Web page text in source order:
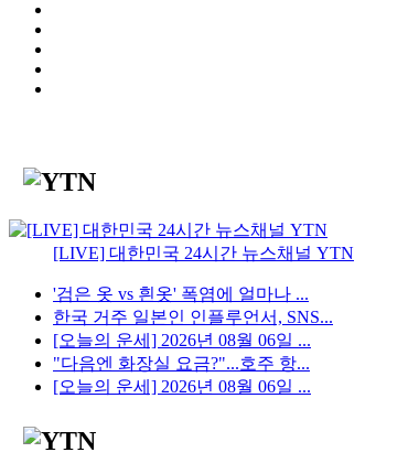
[LIVE] 대한민국 24시간 뉴스채널 YTN
'검은 옷 vs 흰옷' 폭염에 얼마나 ...
한국 거주 일본인 인플루언서, SNS...
[오늘의 운세] 2026년 08월 06일 ...
"다음엔 화장실 요금?"...호주 항...
[오늘의 운세] 2026년 08월 06일 ...